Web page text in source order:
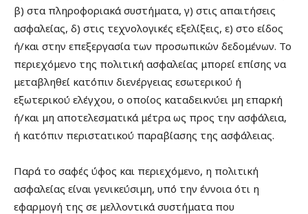
β) στα πληροφοριακά συστήματα, γ) στις απαιτήσεις
ασφαλείας, δ) στις τεχνολογικές εξελίξεις, ε) στο είδος
ή/και στην επεξεργασία των προσωπικών δεδομένων. Το
περιεχόμενο της πολιτική ασφαλείας μπορεί επίσης να
μεταβληθεί κατόπιν διενέργειας εσωτερικού ή
εξωτερικού ελέγχου, ο οποίος καταδεικνύει μη επαρκή
ή/και μη αποτελεσματικά μέτρα ως προς την ασφάλεια,
ή κατόπιν περιστατικού παραβίασης της ασφάλειας.
Παρά το σαφές ύφος και περιεχόμενο, η πολιτική
ασφαλείας είναι γενικεύσιμη, υπό την έννοια ότι η
εφαρμογή της σε μελλοντικά συστήματα που